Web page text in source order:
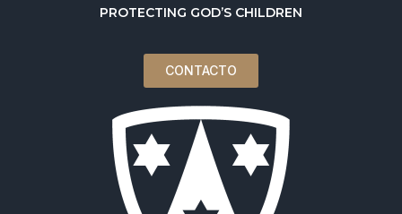
PROTECTING GOD’S CHILDREN
CONTACTO